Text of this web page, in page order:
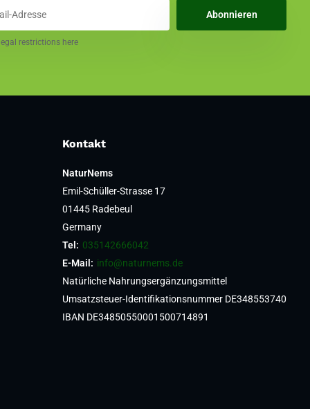
Abonnieren
restrictions here
Kontakt
NaturNems
Emil-Schüller-Strasse 17
01445 Radebeul
Germany
Tel: 035142666042
E-Mail: info@naturnems.de
Natürliche Nahrungsergänzungsmittel
Umsatzsteuer-Identifikationsnummer DE348553740
IBAN DE34850550001500714891